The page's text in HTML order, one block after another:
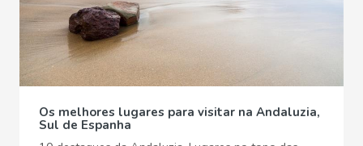
Os melhores lugares para visitar na Andaluzia,
Sul de Espanha